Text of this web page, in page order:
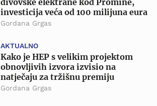
divovske elektrane kod Promine,
investicija veća od 100 milijuna eura
Gordana Grgas
AKTUALNO
Kako je HEP s velikim projektom
obnovljivih izvora izvisio na
natječaju za tržišnu premiju
Gordana Grgas